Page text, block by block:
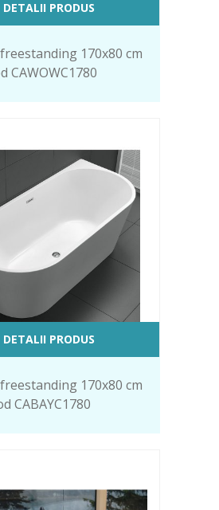
DETALII PRODUS
170x80 cm
CAWOWC1780
DETALII PRODUS
170x80 cm
CABAYC1780